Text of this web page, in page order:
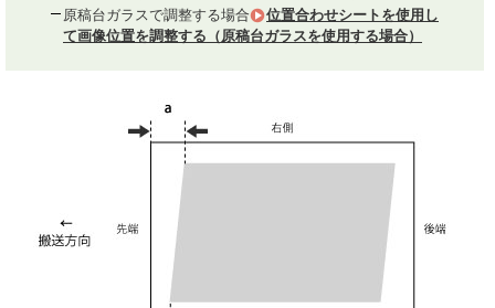
原稿台ガラスで調整する場合
位置合わせシートを使用し
て画像位置を調整する（原稿台ガラスを使用する場合）